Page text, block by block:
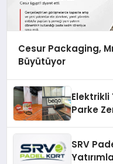
Cesur Packaging,
Büyütüyor
Elektrikli
Parke
SRV